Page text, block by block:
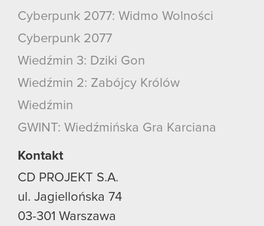
Cyberpunk 2077: Widmo Wolności
Cyberpunk 2077
Wiedźmin 3: Dziki Gon
Wiedźmin 2: Zabójcy Królów
Wiedźmin
GWINT: Wiedźmińska Gra Karciana
Kontakt
CD PROJEKT S.A.
ul. Jagiellońska 74
03-301 Warszawa